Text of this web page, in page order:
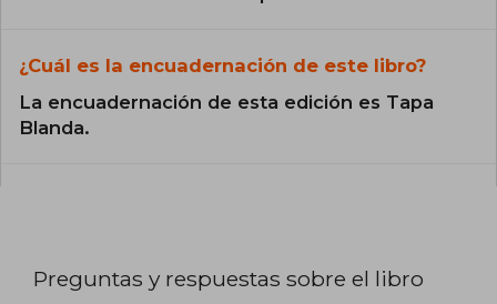
¿Cuál es la encuadernación de este libro?
La encuadernación de esta edición es Tapa
Blanda.
Preguntas y respuestas sobre el libro